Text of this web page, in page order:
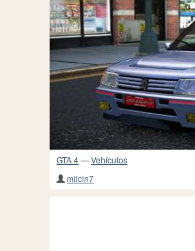
GTA 4—Vehículos
milcin7